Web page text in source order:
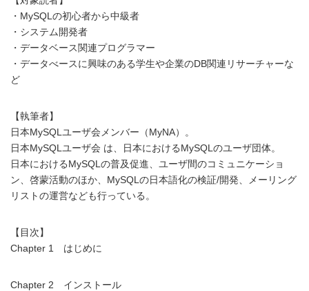
・MySQLの初心者から中級者
・システム開発者
・データベース関連プログラマー
・データべースに興味のある学生や企業のDB関連リサーチャーな
ど
【執筆者】
日本MySQLユーザ会メンバー（MyNA）。
日本MySQLユーザ会 は、日本におけるMySQLのユーザ団体。
日本におけるMySQLの普及促進、ユーザ間のコミュニケーショ
ン、啓蒙活動のほか、MySQLの日本語化の検証/開発、メーリング
リストの運営なども行っている。
【目次】
Chapter 1 はじめに
Chapter 2 インストール